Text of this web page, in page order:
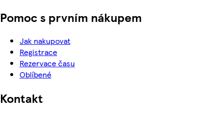
Pomoc s prvním nákupem
Jak nakupovat
Registrace
Rezervace času
Oblíbené
Kontakt